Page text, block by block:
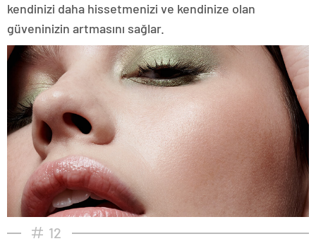
kendinizi daha hissetmenizi ve kendinize olan
güveninizin artmasını sağlar.
12